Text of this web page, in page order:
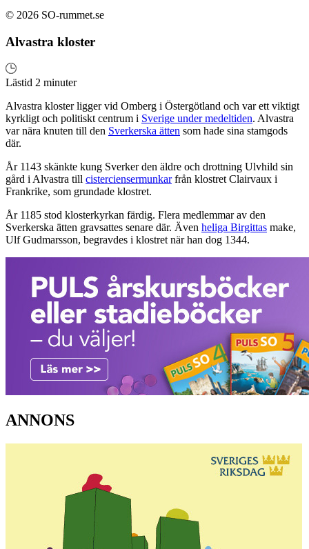
© 2026 SO-rummet.se
Alvastra kloster
Lästid 2 minuter
Alvastra kloster ligger vid Omberg i Östergötland och var ett viktigt
kyrkligt och politiskt centrum i Sverige under medeltiden. Alvastra
var nära knuten till den Sverkerska ätten som hade sina stamgods
där.
År 1143 skänkte kung Sverker den äldre och drottning Ulvhild sin
gård i Alvastra till cisterciensermunkarfrån klostret Clairvaux i
Frankrike, som grundade klostret.
År 1185 stod klosterkyrkan färdig. Flera medlemmar av den
Sverkerska ätten gravsattes senare där. Även heliga Birgittas make,
Ulf Gudmarsson, begravdes i klostret när han dog 1344.
ANNONS